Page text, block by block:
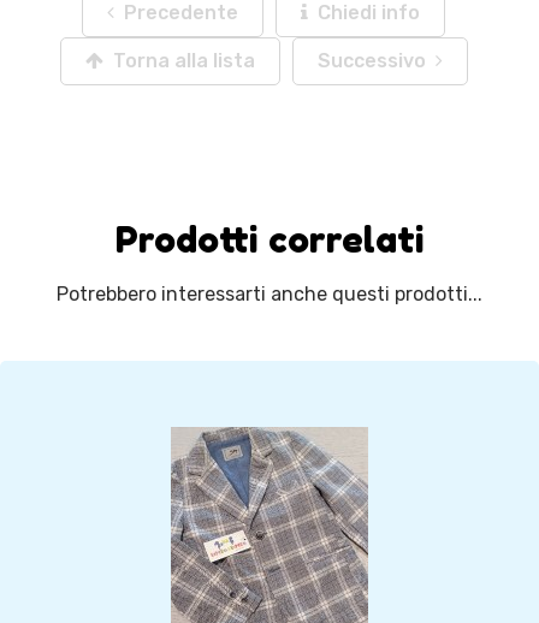
Precedente Chiedi info
Torna alla lista Successivo
Prodotti correlati
Potrebbero interessarti anche questi prodotti...